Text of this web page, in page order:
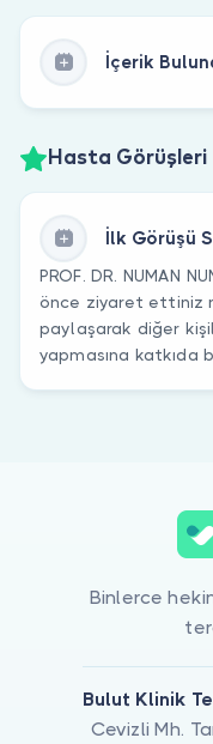
İçerik
Hasta Görüşleri
İlk Görüşü
PROF. DR. NUMAN
önce ziyaret ettiniz
paylaşarak diğer
yapmasına katkıda
Binlerce
Bulut Klinik
Cevizli Mh.